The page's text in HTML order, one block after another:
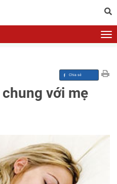
với mẹ